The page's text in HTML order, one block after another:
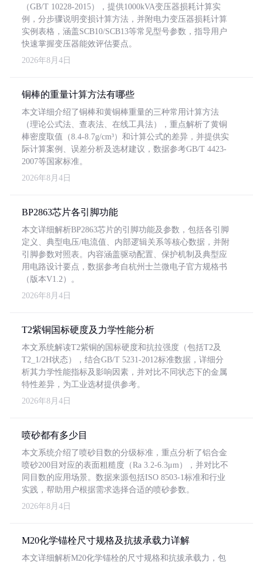
（GB/T 10228-2015），提供1000kVA变压器损耗计算实
例，分步骤说明变损计算方法，并附电力变压器损耗计算
实例表格，涵盖SCB10/SCB13等常见型号参数，指导用户
快速掌握变压器能效评估要点。
2026年8月4日
铜棒的重量计算方法有哪些
本文详细介绍了铜棒和黄铜棒重量的三种常用计算方法
（理论公式法、查表法、在线工具法），重点解析了黄铜
棒密度取值（8.4-8.7g/cm³）和计算公式的差异，并提供实
际计算案例、误差分析及选材建议，数据参考GB/T 4423-
2007等国家标准。
2026年8月4日
BP2863芯片各引脚功能
本文详细解析BP2863芯片的引脚功能及参数，包括各引脚
定义、典型电压/电流值、内部逻辑关系等核心数据，并附
引脚参数对照表。内容涵盖驱动配置、保护机制及典型应
用电路设计要点，数据参考自杭州士兰微电子官方规格书
（版本V1.2）。
2026年8月4日
T2紫铜国标硬度及力学性能分析
本文系统解读T2紫铜的国标硬度和抗拉强度（包括T2及
T2_1/2H状态），结合GB/T 5231-2012标准数据，详细分
析其力学性能指标及影响因素，并对比不同状态下的金属
特性差异，为工业选材提供参考。
2026年8月4日
喷砂都有多少目
本文系统介绍了喷砂目数的分级标准，重点分析了铝合金
喷砂200目对应的表面粗糙度（Ra 3.2-6.3μm），并对比不
同目数的应用场景。数据来源包括ISO 8503-1标准和行业
实践，帮助用户根据需求选择合适的喷砂参数。
2026年8月4日
M20化学锚栓尺寸规格及抗拔承载力详解
本文详细解析M20化学锚栓的尺寸规格和抗拔承载力，包